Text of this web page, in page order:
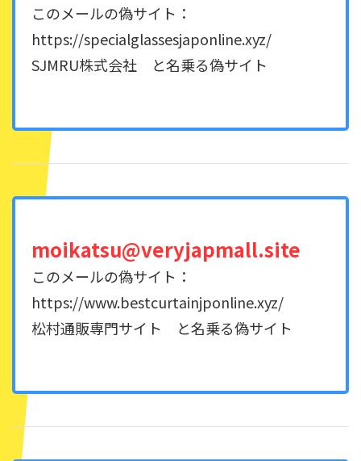
このメールの偽サイト：
https://specialglassesjaponline.xyz/
SJMRU株式会社 と名乗る偽サイト
moikatsu@veryjapmall.site
このメールの偽サイト：
https://www.bestcurtainjponline.xyz/
松村通販専門サイト と名乗る偽サイト